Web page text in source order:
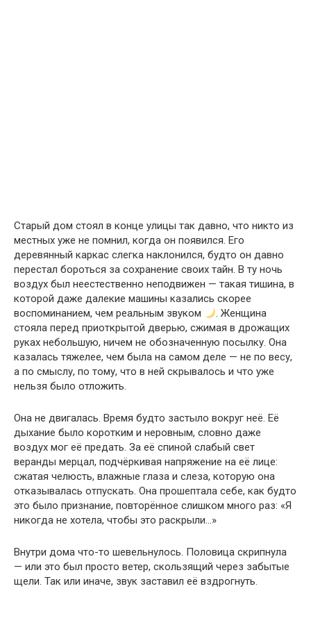
Старый дом стоял в конце улицы так давно, что никто из
местных уже не помнил, когда он появился. Его
деревянный каркас слегка наклонился, будто он давно
перестал бороться за сохранение своих тайн. В ту ночь
воздух был неестественно неподвижен — такая тишина, в
которой даже далекие машины казались скорее
воспоминанием, чем реальным звуком
. Женщина
стояла перед приоткрытой дверью, сжимая в дрожащих
руках небольшую, ничем не обозначенную посылку. Она
казалась тяжелее, чем была на самом деле — не по весу,
а по смыслу, по тому, что в ней скрывалось и что уже
нельзя было отложить.
Она не двигалась. Время будто застыло вокруг неё. Её
дыхание было коротким и неровным, словно даже
воздух мог её предать. За её спиной слабый свет
веранды мерцал, подчёркивая напряжение на её лице:
сжатая челюсть, влажные глаза и слеза, которую она
отказывалась отпускать. Она прошептала себе, как будто
это было признание, повторённое слишком много раз: «Я
никогда не хотела, чтобы это раскрыли…»
Внутри дома что-то шевельнулось. Половица скрипнула
— или это был просто ветер, скользящий через забытые
щели. Так или иначе, звук заставил её вздрогнуть.